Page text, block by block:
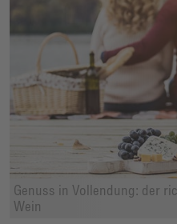
Genuss in Vollendung: der
Wein